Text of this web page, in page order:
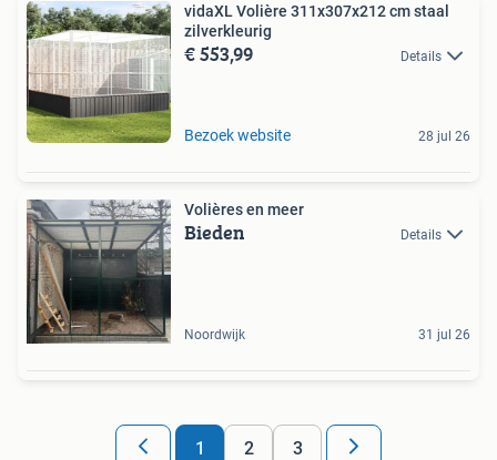
vidaXL Volière 311x307x212 cm staal
zilverkleurig
€ 553,99 Details
Bezoek website 28 jul 26
Volières en meer
Bieden Details
Noordwijk 31 jul 26
1 2 3